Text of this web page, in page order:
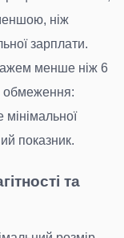
ніж
зарплати.
менше ніж 6
обмеження:
показник.
та